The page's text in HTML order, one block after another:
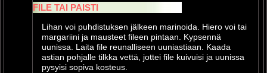
FILE TAI PAISTI
Lihan voi puhdistuksen jälkeen marinoida. Hiero voi tai
margariini ja mausteet fileen pintaan. Kypsennä
uunissa. Laita file reunalliseen uuniastiaan. Kaada
astian pohjalle tilkka vettä, jottei file kuivuisi ja uunissa
pysyisi sopiva kosteus.